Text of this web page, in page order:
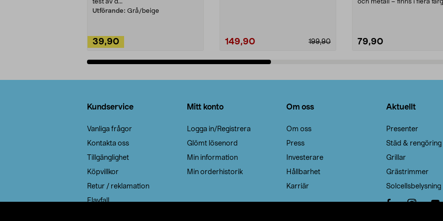
test av d...
Utförande: Grå/beige
39,90 199,90
149,90
och metall – finns i flera
79,90
Kundservice
Vanliga frågor
Kontakta oss
Tillgänglighet
Köpvillkor
Retur / reklamation
Elavfall
Mitt konto
Logga in/Registrera
Glömt lösenord
Min information
Min orderhistorik
Om oss
Om oss
Press
Investerare
Hållbarhet
Karriär
Aktuellt
Presenter
Städ & rengöring
Grillar
Grästrimmer
Solcellsbelysning